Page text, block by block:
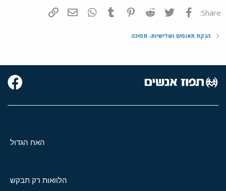
Share: פייסבוק Twitter
Reddit
Pinterest
Tumblr
WhatsAppדואר אלקטרוני
הנקת תאומים ושלישיות- תמיכה
האח הגדול
הלוואות רק תבקש